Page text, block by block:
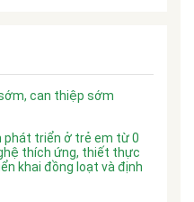
can thiệp sớm
phát triển ở trẻ em từ 0
thích ứng, thiết thực
khai đồng loạt và định